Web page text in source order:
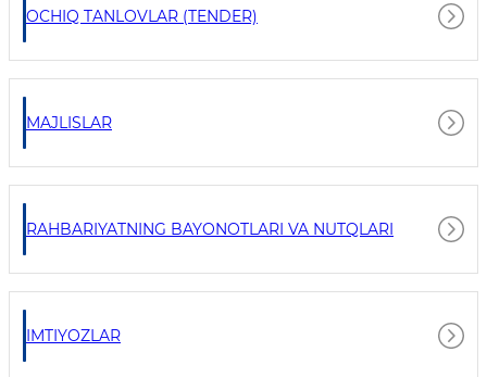
OCHIQ TANLOVLAR (TENDER)
MAJLISLAR
RAHBARIYATNING BAYONOTLARI VA NUTQLARI
IMTIYOZLAR